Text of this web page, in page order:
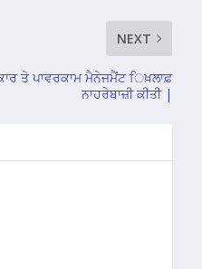
NEXT
ਤੇ ਪਾਵਰਕਾਮ ਮੈਨੇਜਮੈਂਟ ਿਖ਼ਲਾਫ਼
ਨਾਹਰੇਬਾਜ਼ੀ ਕੀਤੀ |